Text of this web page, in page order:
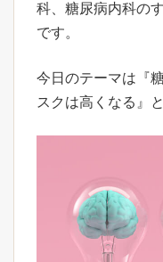
科、糖尿病内科の
です。
今日のテーマは『
スクは高くなる』